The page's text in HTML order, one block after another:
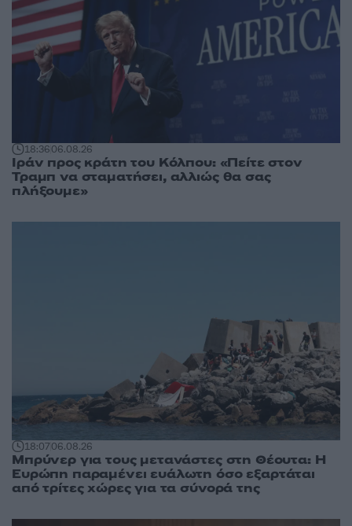
18:3606.08.26
Ιράν προς κράτη του Κόλπου: «Πείτε στον
Τραμπ να σταματήσει, αλλιώς θα σας
πλήξουμε»
18:0706.08.26
Μπρύνερ για τους μετανάστες στη Θέουτα: Η
Ευρώπη παραμένει ευάλωτη όσο εξαρτάται
από τρίτες χώρες για τα σύνορά της